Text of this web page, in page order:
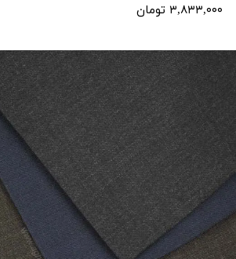
۳,۸۳۳,۰۰۰ تومان